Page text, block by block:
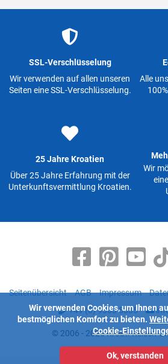
SSL-Verschlüsselung
Wir verwenden auf allen unseren
Seiten eine SSL-Verschlüsselung.
Alle
25 Jahre Kroatien
Über 25 Jahre Erfahrung mit der
Unterkunftsvermittlung Kroatien.
Wir
Seitenübersicht AGB Impressum
+49 (0) 9363 5335
© 2006 - 2026 Kroati-Reisen
Wir verwenden Cookies, um Ihnen
bestmöglichen Komfort zu bieten.
Cookie-
Ok, verstanden